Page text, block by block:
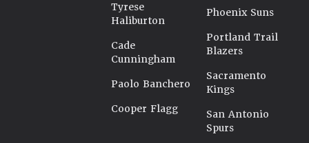
Tyrese
Haliburton
Cade
Cunningham
Paolo Banchero
Cooper Flagg
Phoenix Suns
Portland Trail
Blazers
Sacramento
Kings
San Antonio
Spurs